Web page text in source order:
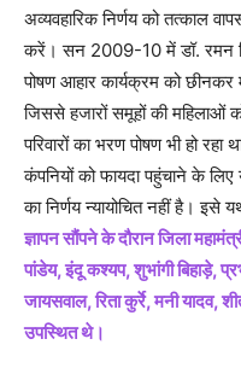
अव्यवहारिक निर्णय को तत्काल
करें। सन 2009-10 में डॉ. रमन
पोषण आहार कार्यक्रम को छीनकर
जिससे हजारों समूहों की महिलाओं
परिवारों का भरण पोषण भी हो
कंपनियों को फायदा पहुंचाने के
का निर्णय न्यायोचित नहीं है। इसे
ज्ञापन सौंपने के दौरान जिला
पांडेय, इंदू कश्यप, शुभांगी बिहाड़े,
जायसवाल, रिता कुर्रे, मनी यादव,
उपस्थित थे।